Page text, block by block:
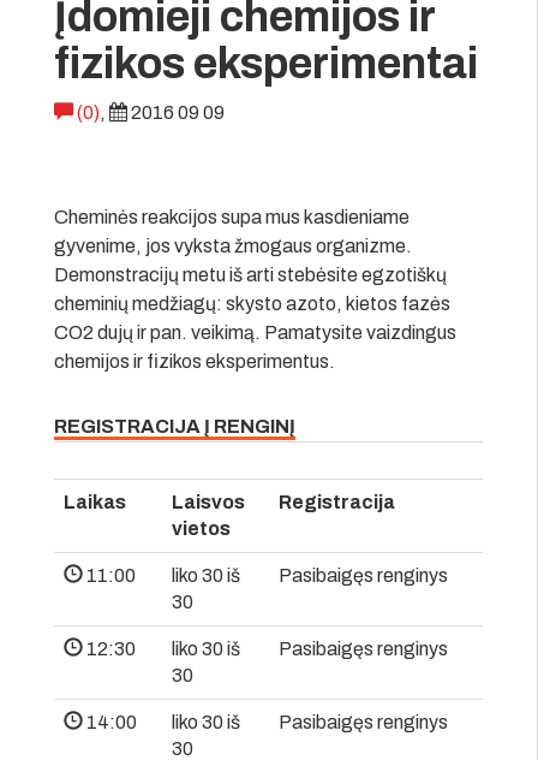
Įdomieji chemijos ir
fizikos eksperimentai
(0), 2016 09 09
Cheminės reakcijos supa mus kasdieniame
gyvenime, jos vyksta žmogaus organizme.
Demonstracijų metu iš arti stebėsite egzotiškų
cheminių medžiagų: skysto azoto, kietos fazės
CO2 dujų ir pan. veikimą. Pamatysite vaizdingus
chemijos ir fizikos eksperimentus.
REGISTRACIJA Į RENGINĮ
Laikas
Laisvos
vietos
Registracija
11:00
liko 30 iš
30
Pasibaigęs renginys
12:30
liko 30 iš
30
Pasibaigęs renginys
14:00
liko 30 iš
30
Pasibaigęs renginys